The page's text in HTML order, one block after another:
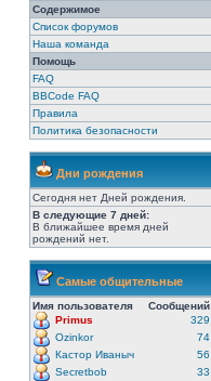
Содержимое
Список форумов
Наша команда
Помощь
FAQ
BBCode FAQ
Правила
Политика безопасности
Дни рождения
Сегодня нет Дней рождения.
В следующие 7 дней:
В ближайшее время дней
рождений нет.
Самые общительные
Имя пользователя
Сообщений
Primus
329
Ozinkor
74
Кастор Иваныч
56
Secretbob
33